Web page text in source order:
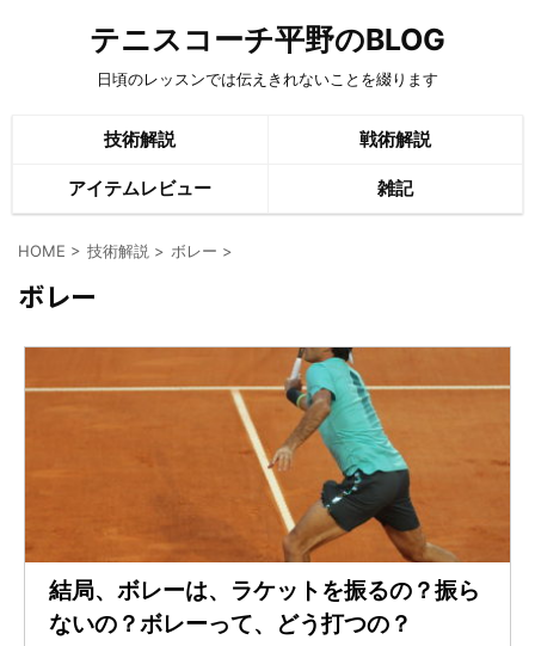
テニスコーチ平野のBLOG
日頃のレッスンでは伝えきれないことを綴ります
技術解説 戦術解説
アイテムレビュー 雑記
HOME > 技術解説 > ボレー >
ボレー
結局、ボレーは、ラケットを振るの？振ら
ないの？ボレーって、どう打つの？